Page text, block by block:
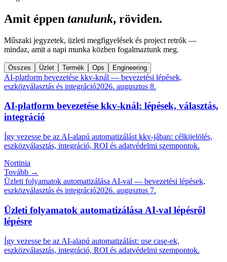
Amit éppen tanulunk, röviden.
Műszaki jegyzetek, üzleti megfigyelések és project retrók —
mindaz, amit a napi munka közben fogalmaztunk meg.
Összes Üzlet Termék Ops Engineering
AI-platform bevezetése kkv-knál — bevezetési lépések,
eszközválasztás és integráció2026. augusztus 8.
AI-platform bevezetése kkv-knál: lépések, választás,
integráció
Így vezesse be az AI-alapú automatizálást kkv-jában: célkijelölés,
eszközválasztás, integráció, ROI és adatvédelmi szempontok.
Nortinia
Tovább →
Üzleti folyamatok automatizálása AI-val — bevezetési lépések,
eszközválasztás és integráció2026. augusztus 7.
Üzleti folyamatok automatizálása AI-val lépésről
lépésre
Így vezesse be az AI-alapú automatizálást: use case-ek,
eszközválasztás, integráció, ROI és adatvédelmi szempontok.